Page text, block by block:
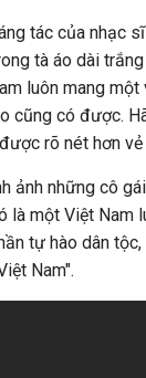
tác của nhạc
tà áo dài
luôn mang
cũng có được.
rõ nét hơn
ảnh những cô
một Việt Nam
tự hào dân
Nam".